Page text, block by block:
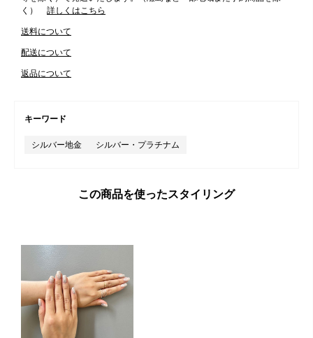
く）
詳しくはこちら
送料について
配送について
返品について
キーワード
シルバー地金 シルバー・プラチナム
この商品を使ったスタイリング